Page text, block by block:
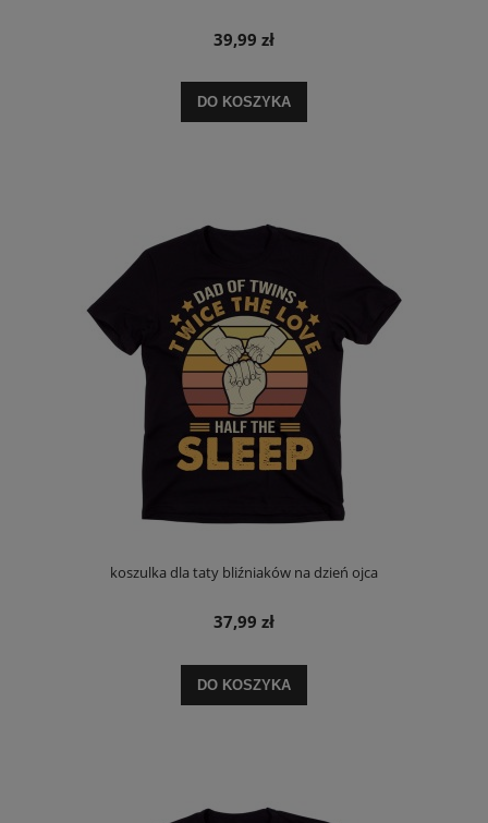
39,99 zł
DO KOSZYKA
koszulka dla taty bliźniaków na dzień ojca
37,99 zł
DO KOSZYKA